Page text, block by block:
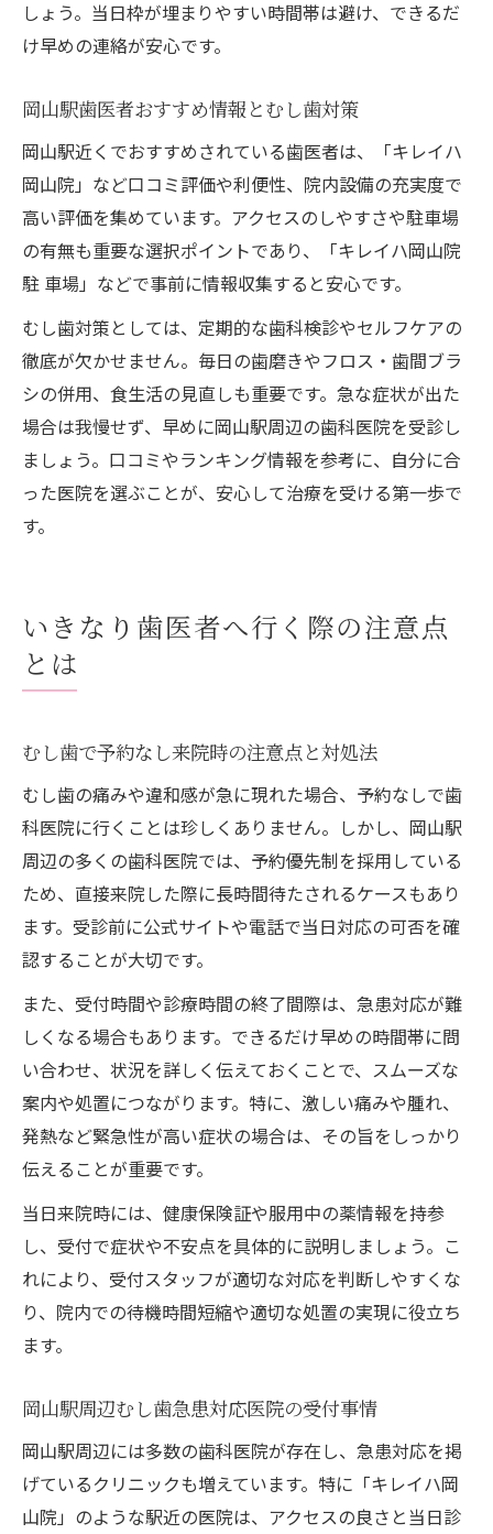
しょう。当日枠が埋まりやすい時間帯は避け、できるだ
け早めの連絡が安心です。
岡山駅歯医者おすすめ情報とむし歯対策
岡山駅近くでおすすめされている歯医者は、「キレイハ
岡山院」など口コミ評価や利便性、院内設備の充実度で
高い評価を集めています。アクセスのしやすさや駐車場
の有無も重要な選択ポイントであり、「キレイハ岡山院
駐 車場」などで事前に情報収集すると安心です。
むし歯対策としては、定期的な歯科検診やセルフケアの
徹底が欠かせません。毎日の歯磨きやフロス・歯間ブラ
シの併用、食生活の見直しも重要です。急な症状が出た
場合は我慢せず、早めに岡山駅周辺の歯科医院を受診し
ましょう。口コミやランキング情報を参考に、自分に合
った医院を選ぶことが、安心して治療を受ける第一歩で
す。
いきなり歯医者へ行く際の注意点
とは
むし歯で予約なし来院時の注意点と対処法
むし歯の痛みや違和感が急に現れた場合、予約なしで歯
科医院に行くことは珍しくありません。しかし、岡山駅
周辺の多くの歯科医院では、予約優先制を採用している
ため、直接来院した際に長時間待たされるケースもあり
ます。受診前に公式サイトや電話で当日対応の可否を確
認することが大切です。
また、受付時間や診療時間の終了間際は、急患対応が難
しくなる場合もあります。できるだけ早めの時間帯に問
い合わせ、状況を詳しく伝えておくことで、スムーズな
案内や処置につながります。特に、激しい痛みや腫れ、
発熱など緊急性が高い症状の場合は、その旨をしっかり
伝えることが重要です。
当日来院時には、健康保険証や服用中の薬情報を持参
し、受付で症状や不安点を具体的に説明しましょう。こ
れにより、受付スタッフが適切な対応を判断しやすくな
り、院内での待機時間短縮や適切な処置の実現に役立ち
ます。
岡山駅周辺むし歯急患対応医院の受付事情
岡山駅周辺には多数の歯科医院が存在し、急患対応を掲
げているクリニックも増えています。特に「キレイハ岡
山院」のような駅近の医院は、アクセスの良さと当日診